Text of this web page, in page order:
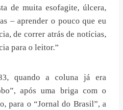
de muita esofagite, úlcera,
– aprender o pouco que eu
de correr atrás de notícias,
para o leitor.”
quando a coluna já era
após uma briga com o
para o “Jornal do Brasil”, a